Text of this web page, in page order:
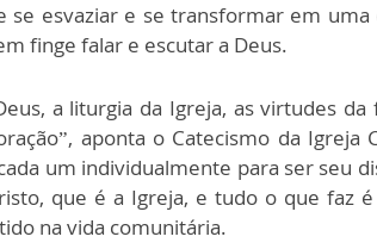
se esvaziar e se transformar em uma
finge falar e escutar a Deus.
a liturgia da Igreja, as virtudes
aponta o Catecismo da Igreja
um individualmente para ser seu
que é a Igreja, e tudo o que faz
na vida comunitária.